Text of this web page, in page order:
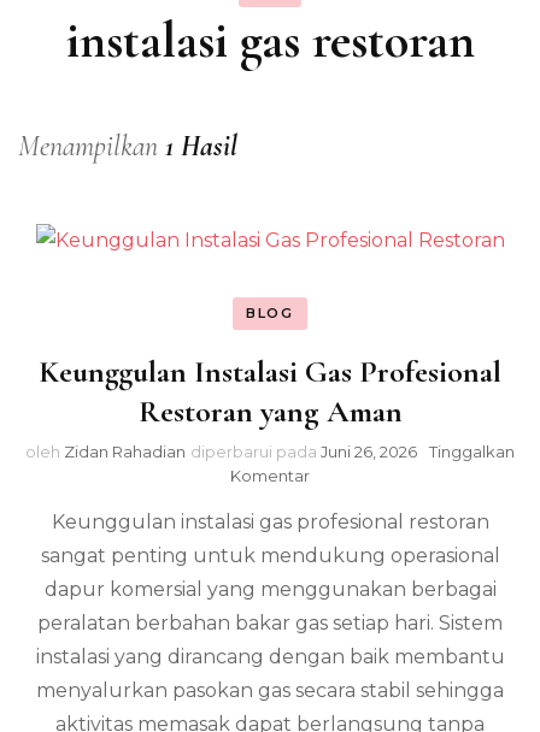
instalasi gas restoran
Menampilkan 1 Hasil
BLOG
Keunggulan Instalasi Gas Profesional
Restoran yang Aman
oleh Zidan Rahadian diperbarui pada Juni 26, 2026
Tinggalkan
Komentarpada
Instalasi
Gas
Profesional
Restoran
yang
Aman
Keunggulan instalasi gas profesional restoran
sangat penting untuk mendukung operasional
dapur komersial yang menggunakan berbagai
peralatan berbahan bakar gas setiap hari. Sistem
instalasi yang dirancang dengan baik membantu
menyalurkan pasokan gas secara stabil sehingga
aktivitas memasak dapat berlangsung tanpa